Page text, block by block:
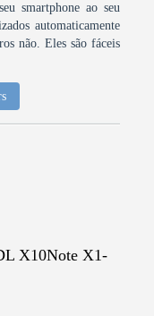
smartphone ao seu
automaticamente
não. Eles são fáceis
X10Note X1-